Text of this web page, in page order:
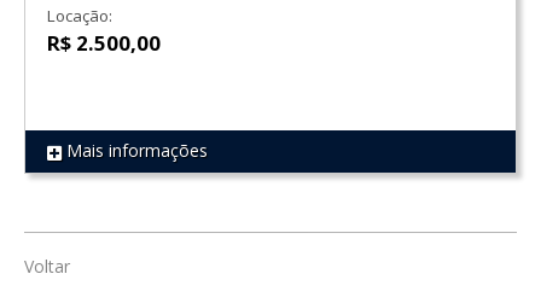
REF 645
Locação:
R$ 2.500,00
Mais informações
Voltar